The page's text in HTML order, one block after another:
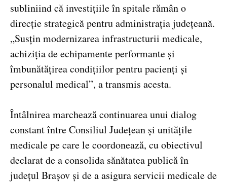
subliniind că investițiile în spitale rămân o
direcție strategică pentru administrația județeană.
„Susțin modernizarea infrastructurii medicale,
achiziția de echipamente performante și
îmbunătățirea condițiilor pentru pacienți și
personalul medical”, a transmis acesta.
Întâlnirea marchează continuarea unui dialog
constant între Consiliul Județean și unitățile
medicale pe care le coordonează, cu obiectivul
declarat de a consolida sănătatea publică în
județul Brașov și de a asigura servicii medicale de